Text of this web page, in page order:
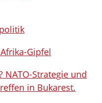
Gipfel
NATO-Strategie und
in Bukarest.